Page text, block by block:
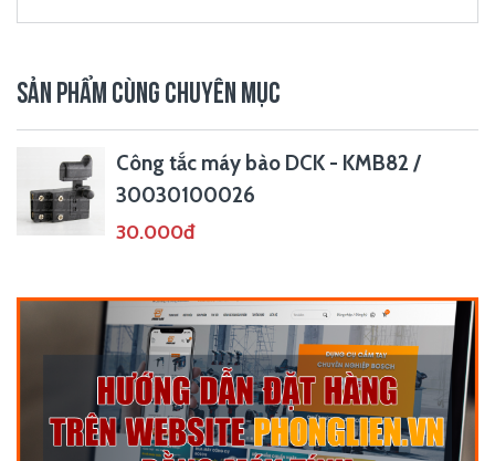
SẢN PHẨM CÙNG CHUYÊN MỤC
Công tắc máy bào DCK - KMB82 /
30030100026
30.000đ